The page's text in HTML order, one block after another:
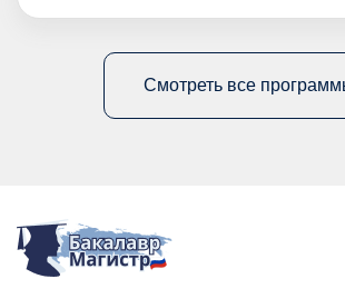
Смотреть все